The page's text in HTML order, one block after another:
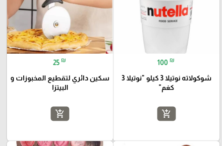
100 ₪
شوكولاته نوتيلا 3 كيلو "نوتيلا 3
كغم"
add_shopping_cart
25 ₪
سكين دائري لتقطيع المخبوزات و
البيتزا
add_shopping_cart